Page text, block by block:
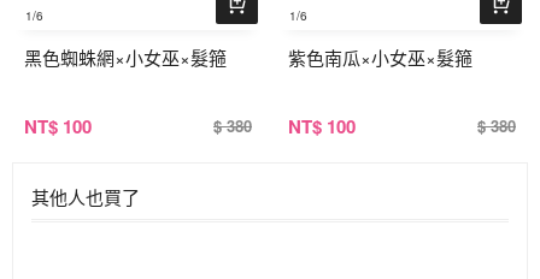
1/6
黑色蜘蛛網×小女巫×髮箍
NT$ 100 $ 380
1/6
紫色南瓜×小女巫×髮箍
NT$ 100 $ 380
其他人也買了